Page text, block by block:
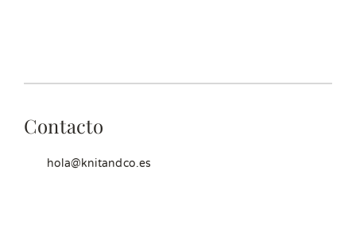
Contacto
hola@knitandco.es